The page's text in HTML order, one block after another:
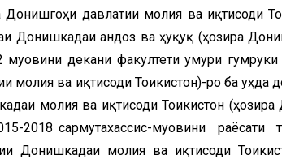
Донишгоҳи давлатии молия ва иқтисоди
Донишкадаи андоз ва ҳуқуқ (ҳозира
муовини декани факултети умури
молия ва иқтисоди Тоҷикистон)-ро ба
молия ва иқтисоди Тоҷикистон
2018 сармутахассис-муовини
Донишкадаи молия ва иқтисоди